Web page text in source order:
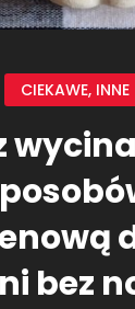
CIEKAWE, INNE
bez